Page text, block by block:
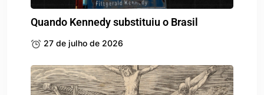
Quando Kennedy substituiu o Brasil
27 de julho de 2026